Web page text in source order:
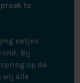
te
netjes
Bij
op de
wij alle